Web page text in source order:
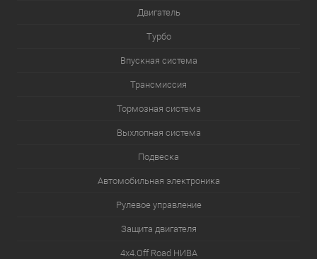
Двигатель
Турбо
Впускная система
Трансмиссия
Тормозная система
Выхлопная система
Подвеска
Автомобильная электроника
Рулевое управление
Защита двигателя
4х4.Off Road НИВА